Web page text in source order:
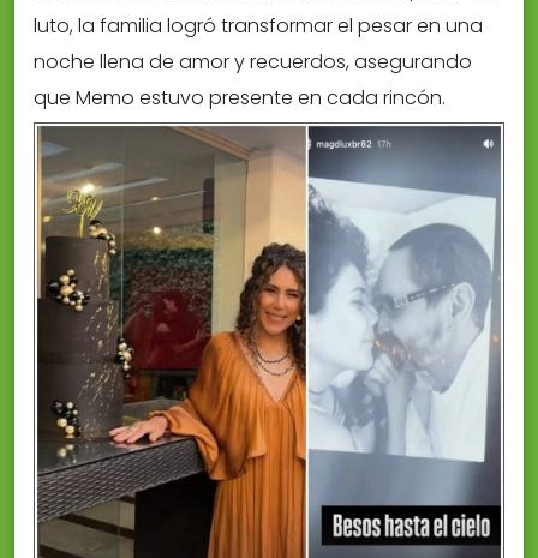
luto, la familia logró transformar el pesar en una
noche llena de amor y recuerdos, asegurando
que Memo estuvo presente en cada rincón.